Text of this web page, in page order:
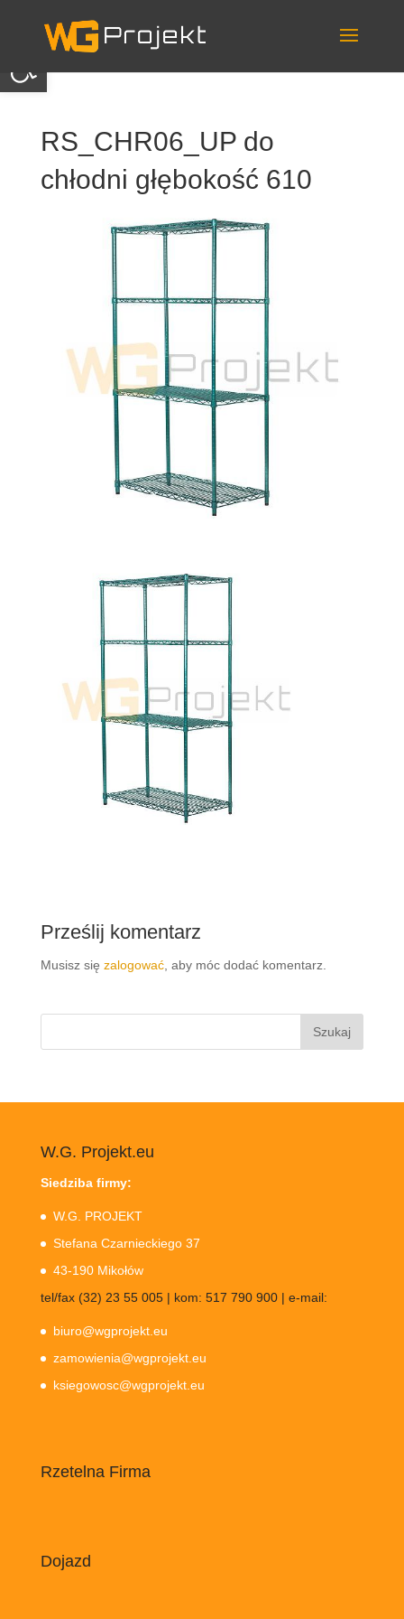
Otwórz pasek narzędzi
content
RS_CHR06_UP do
chłodni głębokość 610
Prześlij komentarz
Musisz się zalogować, aby móc dodać komentarz.
Szukaj:
W.G. Projekt.eu
Siedziba firmy:
W.G. PROJEKT
Stefana Czarnieckiego 37
43-190 Mikołów
tel/fax (32) 23 55 005 | kom: 517 790 900 | e-mail:
biuro@wgprojekt.eu
zamowienia@wgprojekt.eu
ksiegowosc@wgprojekt.eu
Rzetelna Firma
Dojazd